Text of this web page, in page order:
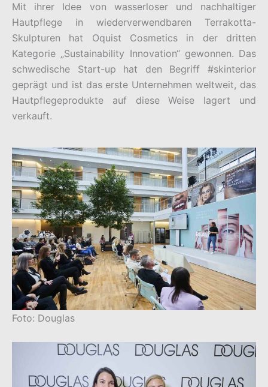
Mit ihrer Idee von wasserloser und nachhaltiger
Hautpflege in wiederverwendbaren Terrakotta-
Skulpturen hat Oquist Cosmetics in der dritten
Kategorie „Sustainability Innovation“ gewonnen. Das
schwedische Start-up hat den Begriff #skinterior
geprägt und ist das erste Unternehmen weltweit, das
Hautpflegeprodukte auf diese Weise lagert und
verkauft.
Foto: Douglas